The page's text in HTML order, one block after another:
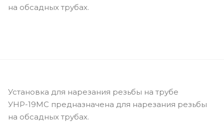
на обсадных трубах.
Установка для нарезания резьбы на трубе
УНР-19МС предназначена для нарезания резьбы
на обсадных трубах.